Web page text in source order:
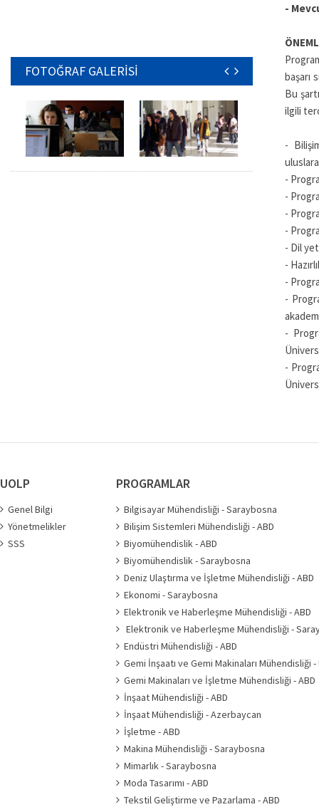
FOTOĞRAF GALERİSİ
-
başarı
Bu
ilgili
-
-
-
-
-
- Dil
-
-
-
-
-
UOLP
Genel Bilgi
Yönetmelikler
SSS
PROGRAMLAR
Bilgisayar Mühendisliği - Saraybosna
Bilişim Sistemleri Mühendisliği - ABD
Biyomühendislik - ABD
Biyomühendislik - Saraybosna
Deniz Ulaştırma ve İşletme Mühendisliği - ABD
Ekonomi - Saraybosna
Elektronik ve Haberleşme Mühendisliği - ABD
Elektronik ve Haberleşme Mühendisliği -
Endüstri Mühendisliği - ABD
Gemi İnşaatı ve Gemi Makinaları Mühendisliği -
Gemi Makinaları ve İşletme Mühendisliği - ABD
İnşaat Mühendisliği - ABD
İnşaat Mühendisliği - Azerbaycan
İşletme - ABD
Makina Mühendisliği - Saraybosna
Mimarlık - Saraybosna
Moda Tasarımı - ABD
Tekstil Geliştirme ve Pazarlama - ABD